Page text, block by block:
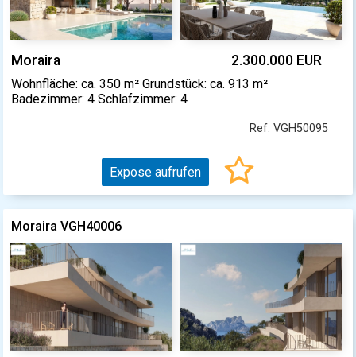
Moraira 2.300.000 EUR
Wohnfläche: ca. 350 m² Grundstück: ca. 913 m²
Badezimmer: 4 Schlafzimmer: 4
Ref. VGH50095
Expose aufrufen
Moraira VGH40006